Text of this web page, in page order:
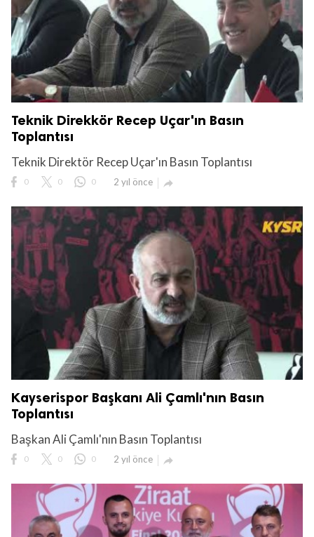
Teknik Direkkör Recep Uçar'ın Basın
Toplantısı
Teknik Direktör Recep Uçar'ın Basın Toplantısı
0 0 0 2 yıl önce 
Kayserispor Başkanı Ali Çamlı'nın Basın
Toplantısı
Başkan Ali Çamlı'nın Basın Toplantısı
0 0 0 2 yıl önce 